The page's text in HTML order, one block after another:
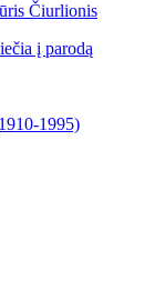
Čiurlionis
į parodą
1995)